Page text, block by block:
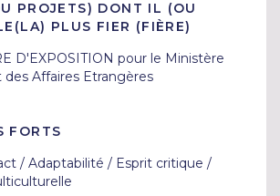
PROJETS) DONT IL (OU
PLUS FIER (FIÈRE)
D'EXPOSITION pour le Ministère
Affaires Etrangères
FORTS
/ Adaptabilité / Esprit critique /